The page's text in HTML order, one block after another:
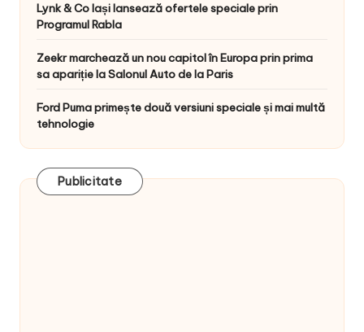
Lynk & Co Iași lansează ofertele speciale prin
Programul Rabla
Zeekr marchează un nou capitol în Europa prin prima
sa apariție la Salonul Auto de la Paris
Ford Puma primește două versiuni speciale și mai multă
tehnologie
Publicitate